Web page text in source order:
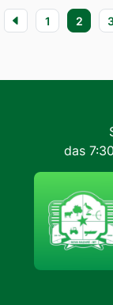
1 2
das